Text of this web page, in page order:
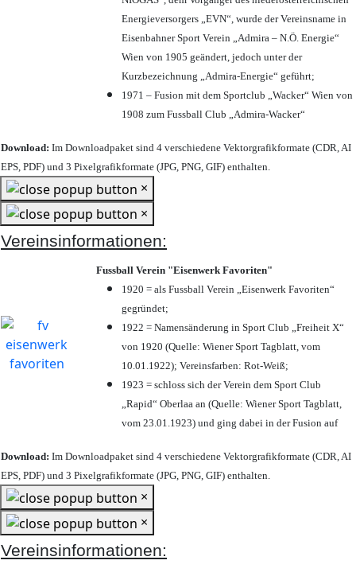
Energieversorgers „EVN“, wurde der Vereinsname in
Eisenbahner Sport Verein „Admira – N.Ö. Energie“
Wien von 1905 geändert, jedoch unter der
Kurzbezeichnung „Admira-Energie“ geführt;
1971 – Fusion mit dem Sportclub „Wacker“ Wien von
1908 zum Fussball Club „Admira-Wacker“
Download: Im Downloadpaket sind 4 verschiedene Vektorgrafikformate (CDR, AI
EPS, PDF) und 3 Pixelgrafikformate (JPG, PNG, GIF) enthalten.
×
×
Vereinsinformationen:
Fussball Verein "Eisenwerk Favoriten"
1920 = als Fussball Verein „Eisenwerk Favoriten“
gegründet;
1922 = Namensänderung in Sport Club „Freiheit X“
von 1920 (Quelle: Wiener Sport Tagblatt, vom
10.01.1922); Vereinsfarben: Rot-Weiß;
1923 = schloss sich der Verein dem Sport Club
„Rapid“ Oberlaa an (Quelle: Wiener Sport Tagblatt,
vom 23.01.1923) und ging dabei in der Fusion auf
Download: Im Downloadpaket sind 4 verschiedene Vektorgrafikformate (CDR, AI
EPS, PDF) und 3 Pixelgrafikformate (JPG, PNG, GIF) enthalten.
×
×
Vereinsinformationen: